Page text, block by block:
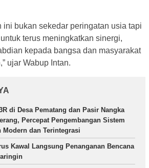
ini bukan sekedar peringatan usia tapi
terus meningkatkan sinergi,
kepada bangsa dan masyarakat
ujar Wabup Intan.
di Desa Pematang dan Pasir Nangka
Percepat Pengembangan Sistem
Modern dan Terintegrasi
Kawal Langsung Penanganan Bencana